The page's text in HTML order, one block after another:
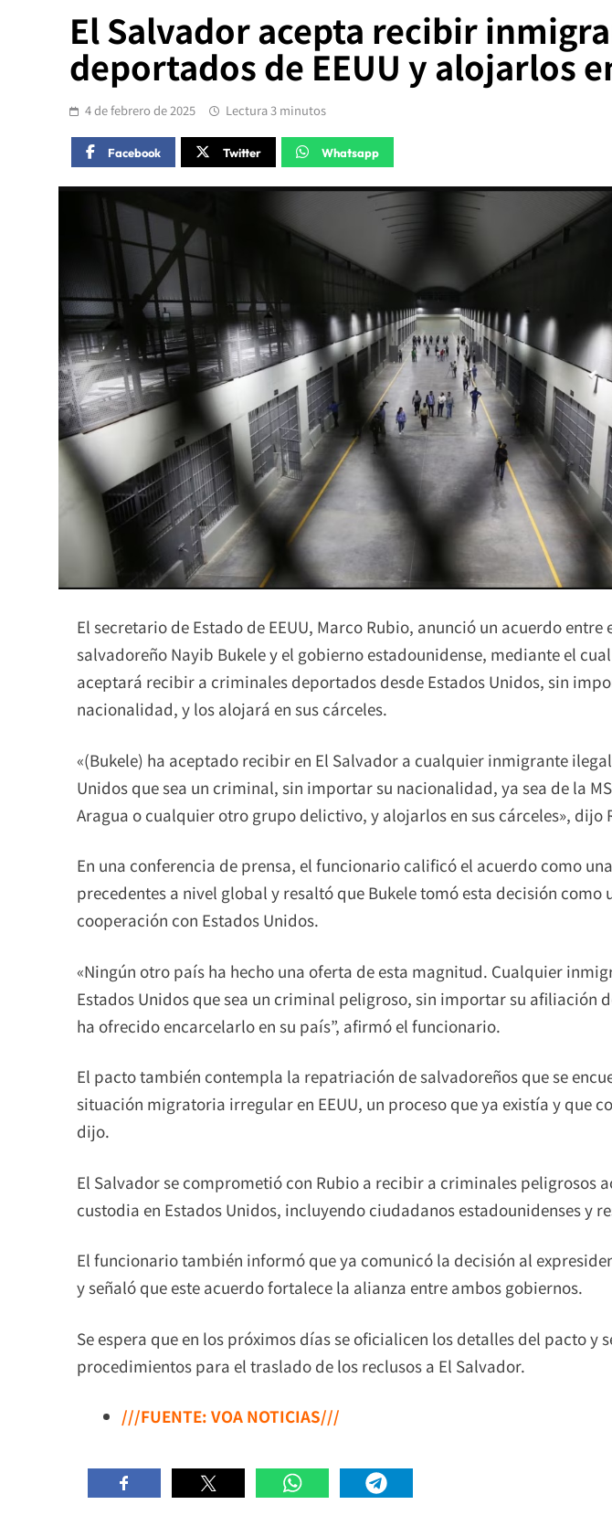
El Salvador acepta recibir
deportados de EEUU y alojarlos
4 de febrero de 2025 Lectura 3 minutos
Facebook Twitter Whatsapp
El secretario de Estado de EEUU, Marco Rubio, anunció un acuerdo entre
salvadoreño Nayib Bukele y el gobierno estadounidense, mediante el
aceptará recibir a criminales deportados desde Estados Unidos, sin
nacionalidad, y los alojará en sus cárceles.
«(Bukele) ha aceptado recibir en El Salvador a cualquier inmigrante
Unidos que sea un criminal, sin importar su nacionalidad, ya sea de la
Aragua o cualquier otro grupo delictivo, y alojarlos en sus cárceles», dijo
En una conferencia de prensa, el funcionario calificó el acuerdo como
precedentes a nivel global y resaltó que Bukele tomó esta decisión como
cooperación con Estados Unidos.
«Ningún otro país ha hecho una oferta de esta magnitud. Cualquier
Estados Unidos que sea un criminal peligroso, sin importar su afiliación
ha ofrecido encarcelarlo en su país”, afirmó el funcionario.
El pacto también contempla la repatriación de salvadoreños que se
situación migratoria irregular en EEUU, un proceso que ya existía y que
dijo.
El Salvador se comprometió con Rubio a recibir a criminales peligrosos
custodia en Estados Unidos, incluyendo ciudadanos estadounidenses y
El funcionario también informó que ya comunicó la decisión al
y señaló que este acuerdo fortalece la alianza entre ambos gobiernos.
Se espera que en los próximos días se oficialicen los detalles del pacto y
procedimientos para el traslado de los reclusos a El Salvador.
///FUENTE: VOA NOTICIAS///